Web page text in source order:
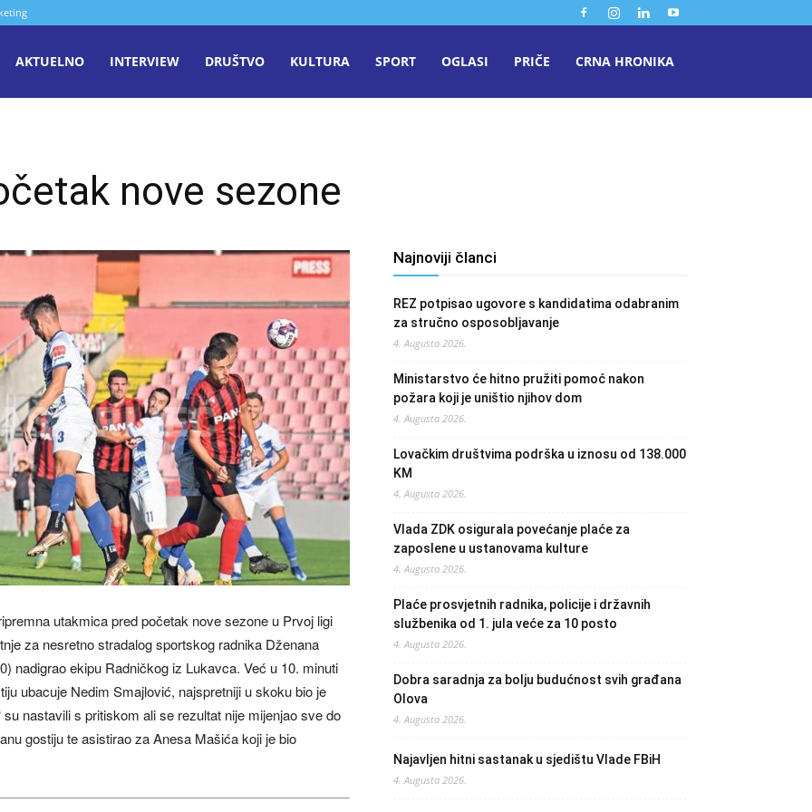
AKTUELNO INTERVIEW DRUŠTVO KULTURA SPORT OGLASI PRIČE CRNA HRONIKA
nove sezone
utakmica pred početak nove sezone u Prvoj ligi
za nesretno stradalog sportskog radnika Dženana
nadigrao ekipu Radničkog iz Lukavca. Već u 10. minuti
ubacuje Nedim Smajlović, najspretniji u skoku bio je
nastavili s pritiskom ali se rezultat nije mijenjao sve do
gostiju te asistirao za Anesa Mašića koji je bio
Najnoviji članci
REZ potpisao ugovore s kandidatima odabranim
za stručno osposobljavanje
4. Augusta 2026.
Ministarstvo će hitno pružiti pomoć nakon
požara koji je uništio njihov dom
4. Augusta 2026.
Lovačkim društvima podrška u iznosu od 138.000
KM
4. Augusta 2026.
Vlada ZDK osigurala povećanje plaće za
zaposlene u ustanovama kulture
4. Augusta 2026.
Plaće prosvjetnih radnika, policije i državnih
službenika od 1. jula veće za 10 posto
4. Augusta 2026.
Dobra saradnja za bolju budućnost svih građana
Olova
4. Augusta 2026.
Najavljen hitni sastanak u sjedištu Vlade FBiH
4. Augusta 2026.